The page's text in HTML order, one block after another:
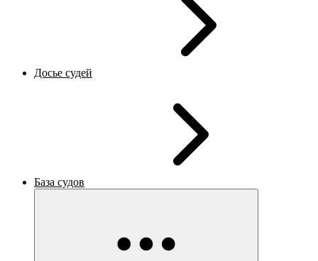
Досье судей
База судов